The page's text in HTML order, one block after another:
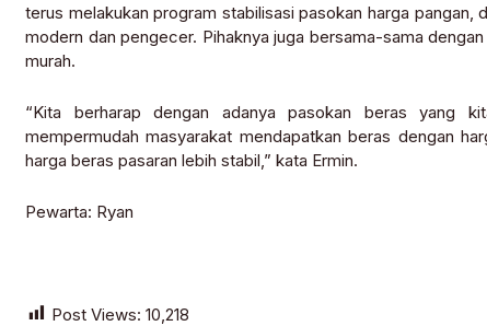
terus melakukan program stabilisasi pasokan harga pangan,
modern dan pengecer. Pihaknya juga bersama-sama
murah.
“Kita berharap dengan adanya pasokan beras yang
mempermudah masyarakat mendapatkan beras dengan
harga beras pasaran lebih stabil,” kata Ermin.
Pewarta: Ryan
Post Views: 10,218